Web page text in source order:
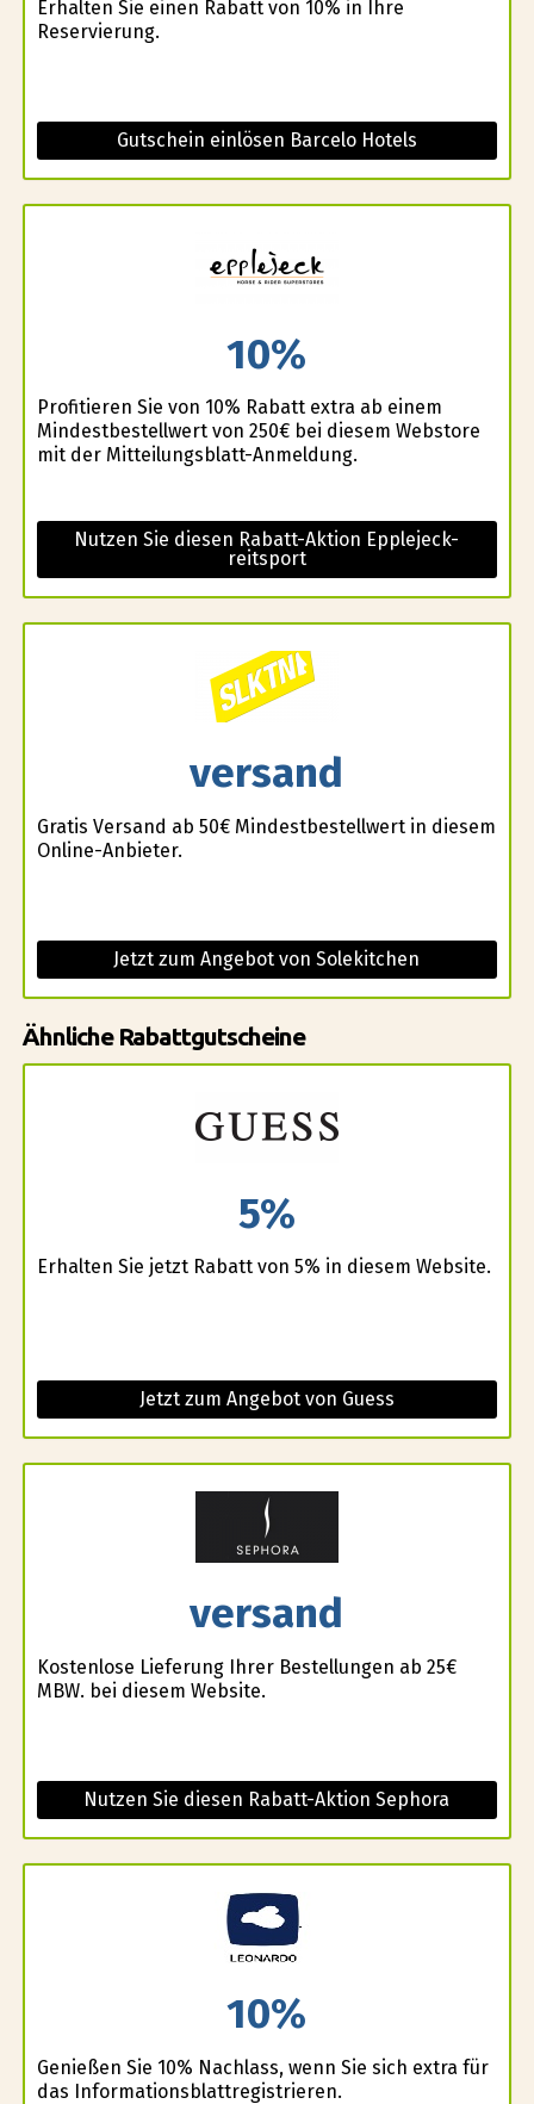
Erhalten Sie einen Rabatt von 10% in Ihre
Reservierung.
Gutschein einlösen Barcelo Hotels
10%
Profitieren Sie von 10% Rabatt extra ab einem
Mindestbestellwert von 250€ bei diesem Webstore
mit der Mitteilungsblatt-Anmeldung.
Nutzen Sie diesen Rabatt-Aktion Epplejeck-
reitsport
versand
Gratis Versand ab 50€ Mindestbestellwert in diesem
Online-Anbieter.
Jetzt zum Angebot von Solekitchen
Ähnliche Rabattgutscheine
5%
Erhalten Sie jetzt Rabatt von 5% in diesem Website.
Jetzt zum Angebot von Guess
versand
Kostenlose Lieferung Ihrer Bestellungen ab 25€
MBW. bei diesem Website.
Nutzen Sie diesen Rabatt-Aktion Sephora
10%
Genießen Sie 10% Nachlass, wenn Sie sich extra für
das Informationsblattregistrieren.